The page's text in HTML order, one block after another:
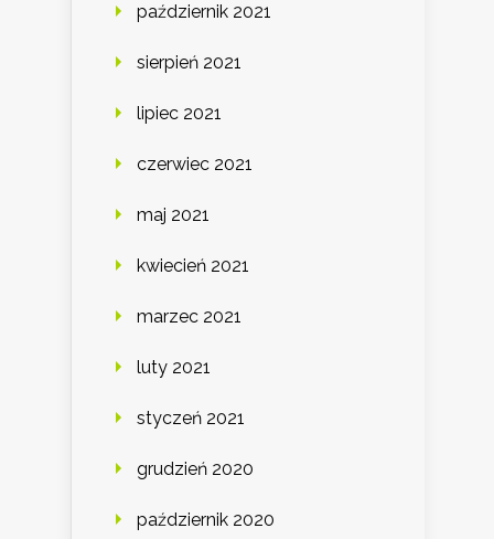
październik 2021
sierpień 2021
lipiec 2021
czerwiec 2021
maj 2021
kwiecień 2021
marzec 2021
luty 2021
styczeń 2021
grudzień 2020
październik 2020